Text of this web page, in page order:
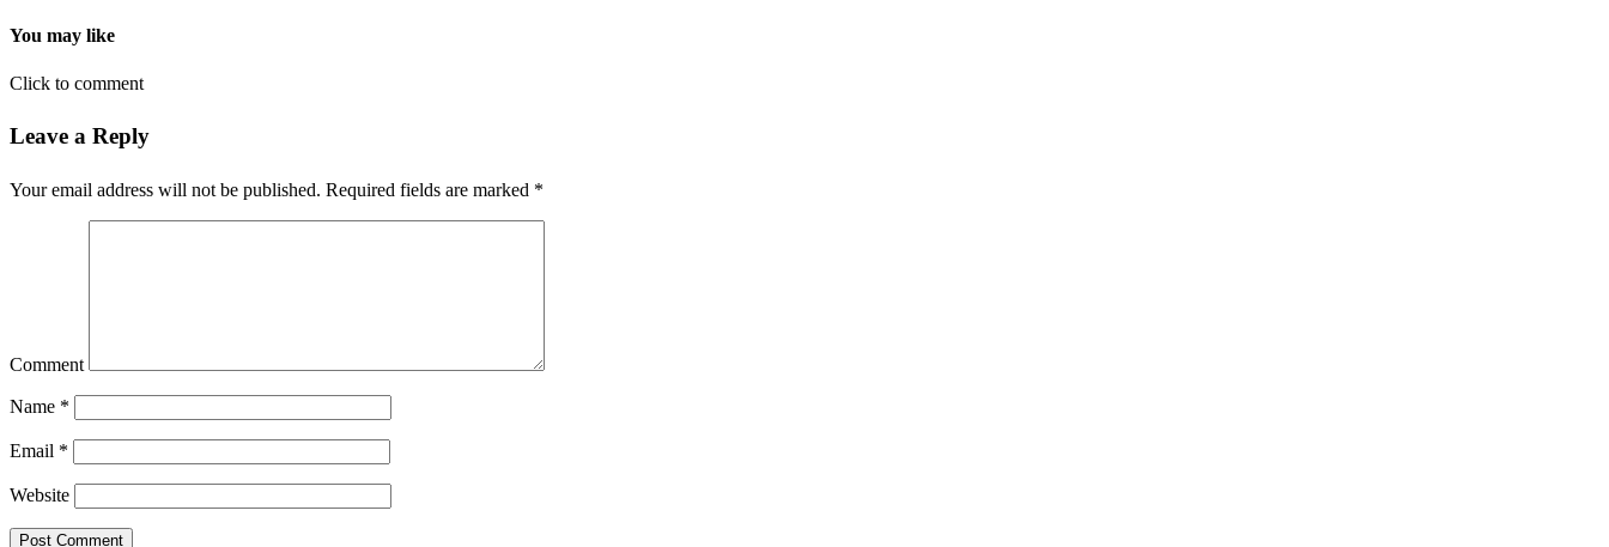
You may like
Click to comment
Leave a Reply
Your email address will not be published. Required fields are marked *
Comment
Name *
Email *
Website